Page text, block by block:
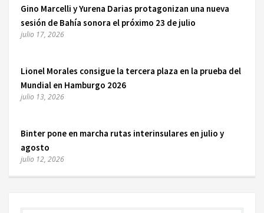
Gino Marcelli y Yurena Darias protagonizan una nueva
sesión de Bahía sonora el próximo 23 de julio
julio 17, 2026
Lionel Morales consigue la tercera plaza en la prueba del
Mundial en Hamburgo 2026
julio 13, 2026
Binter pone en marcha rutas interinsulares en julio y
agosto
julio 12, 2026